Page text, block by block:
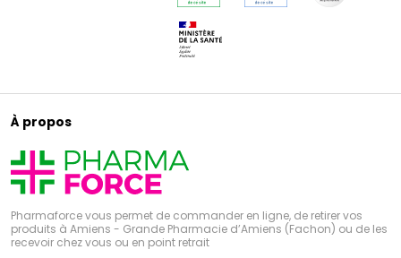
À propos
Pharmaforce vous permet de commander en ligne, de retirer vos
produits à Amiens - Grande Pharmacie d’Amiens (Fachon) ou de les
recevoir chez vous ou en point retrait